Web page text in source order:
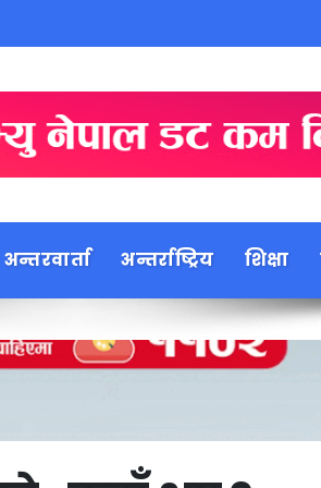
अन्तरवार्ता अन्तर्राष्ट्रिय शिक्षा